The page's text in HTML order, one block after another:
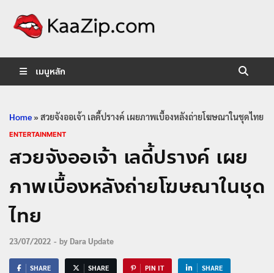
เมนูหลัก
Home»สวยจังออเจ้า เลดี้ปรางค์ เผยภาพเบื้องหลังถ่ายโฆษณาในชุดไทย
ENTERTAINMENT
สวยจังออเจ้า เลดี้ปรางค์ เผย
ภาพเบื้องหลังถ่ายโฆษณาในชุด
ไทย
23/07/2022 - by Dara Update
SHARE SHARE PIN IT SHARE